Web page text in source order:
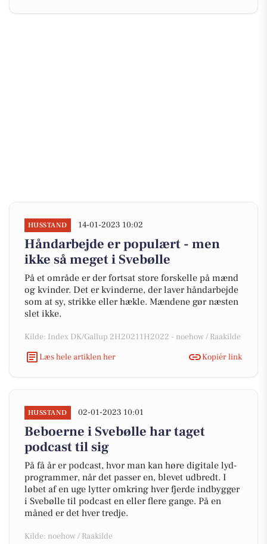
HUSSTAND 14-01-2023 10:02
Håndarbejde er populært - men
ikke så meget i Svebølle
På et område er der fortsat store forskelle på mænd
og kvinder. Det er kvinderne, der laver håndarbejde
som at sy, strikke eller hækle. Mændene gør næsten
slet ikke.
Kilde: Index DK/Gallup 2H20211H2022 - noehow / Raakilde
Læs hele artiklen her
Kopiér link
HUSSTAND 02-01-2023 10:01
Beboerne i Svebølle har taget
podcast til sig
På få år er podcast, hvor man kan høre digitale lyd-
programmer, når det passer en, blevet udbredt. I
løbet af en uge lytter omkring hver fjerde indbygger
i Svebølle til podcast en eller flere gange. På en
måned er det hver tredje.
Kilde: noehow / Raakilde